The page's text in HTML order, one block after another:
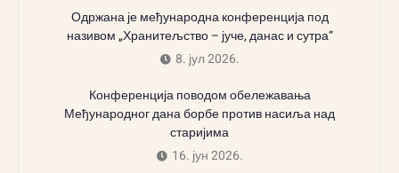
Одржана је међународна конференција под
називом „Хранитељство – јуче, данас и сутра“
8. јул 2026.
Конференција поводом обележавања
Међународног дана борбе против насиља над
старијима
16. јун 2026.